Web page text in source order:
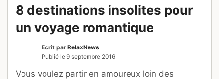
8 destinations insolites pour
un voyage romantique
Ecrit par RelaxNews
Publié le 9 septembre 2016
Vous voulez partir en amoureux loin des